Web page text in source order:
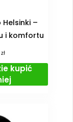
Helsinki –
i komfortu
zł
kupić